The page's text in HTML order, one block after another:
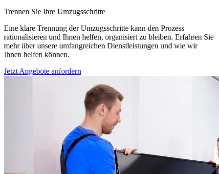
Trennen Sie Ihre Umzugsschritte
Eine klare Trennung der Umzugsschritte kann den Prozess
rationalisieren und Ihnen helfen, organisiert zu bleiben. Erfahren Sie
mehr über unsere umfangreichen Dienstleistungen und wie wir
Ihnen helfen können.
Jetzt Angebote anfordern